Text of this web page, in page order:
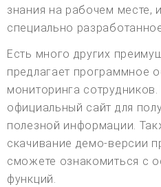
знания на рабочем месте,
специально
Есть много других
предлагает программное
мониторинга
официальный сайт для
полезной информации.
скачивание демо-версии
сможете ознакомиться с
функций.